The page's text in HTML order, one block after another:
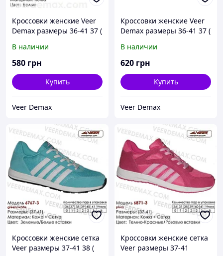
Кроссовки женские Veer
Demax размеры 36-41 37 (
В наличии
580 грн
Купить
Veer Demax
Кроссовки женские Veer
Demax размеры 36-41 37 (
В наличии
620 грн
Купить
Veer Demax
Кроссовки женские сетка
Veer размеры 37-41 38 (
Кроссовки женские сетка
Veer размеры 37-41